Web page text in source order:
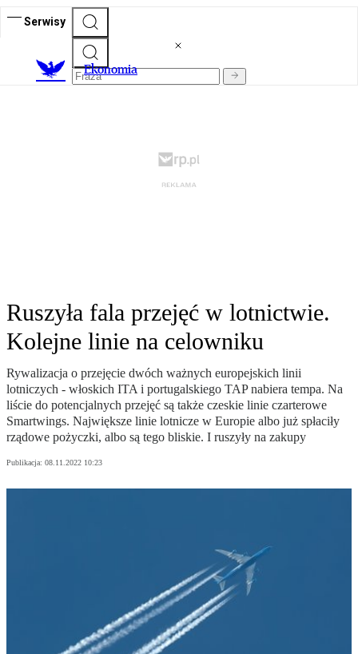
Serwisy
Ekonomia
Ruszyła fala przejęć w lotnictwie.
Kolejne linie na celowniku
Rywalizacja o przejęcie dwóch ważnych europejskich linii
lotniczych - włoskich ITA i portugalskiego TAP nabiera tempa. Na
liście do potencjalnych przejęć są także czeskie linie czarterowe
Smartwings. Największe linie lotnicze w Europie albo już spłaciły
rządowe pożyczki, albo są tego bliskie. I ruszyły na zakupy
Publikacja: 08.11.2022 10:23